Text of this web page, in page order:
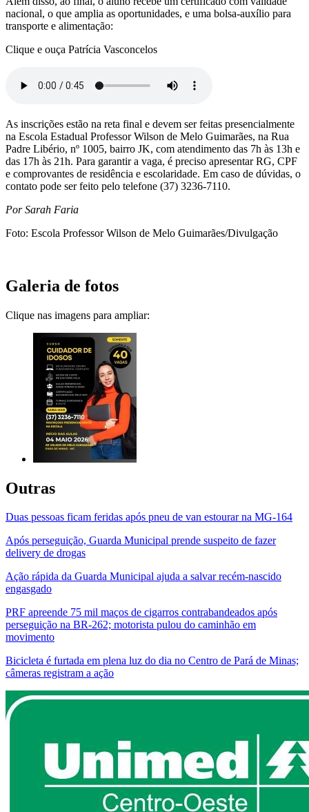
nacional, o que amplia as oportunidades, e uma bolsa-auxílio para
transporte e alimentação:
Clique e ouça Patrícia Vasconcelos
As inscrições estão na reta final e devem ser feitas presencialmente
na Escola Estadual Professor Wilson de Melo Guimarães, na Rua
Padre Libério, nº 1005, bairro JK, com atendimento das 7h às 13h e
das 17h às 21h. Para garantir a vaga, é preciso apresentar RG, CPF
e comprovantes de residência e escolaridade. Em caso de dúvidas, o
contato pode ser feito pelo telefone (37) 3236-7110.
Por Sarah Faria
Foto: Escola Professor Wilson de Melo Guimarães/Divulgação
Galeria de fotos
Clique nas imagens para ampliar:
Outras
Duas pessoas ficam feridas após pneu de van estourar na MG-164
Após perseguição, Guarda Municipal prende suspeito de fazer
delivery de drogas
Ação rápida da Guarda Municipal ajuda a salvar recém-nascido
engasgado
PRF apreende 75 mil maços de cigarros contrabandeados após
perseguição na BR-262; motorista pulou do caminhão em
movimento
Bicicleta é furtada em plena luz do dia no Centro de Pará de Minas;
câmeras registram a ação